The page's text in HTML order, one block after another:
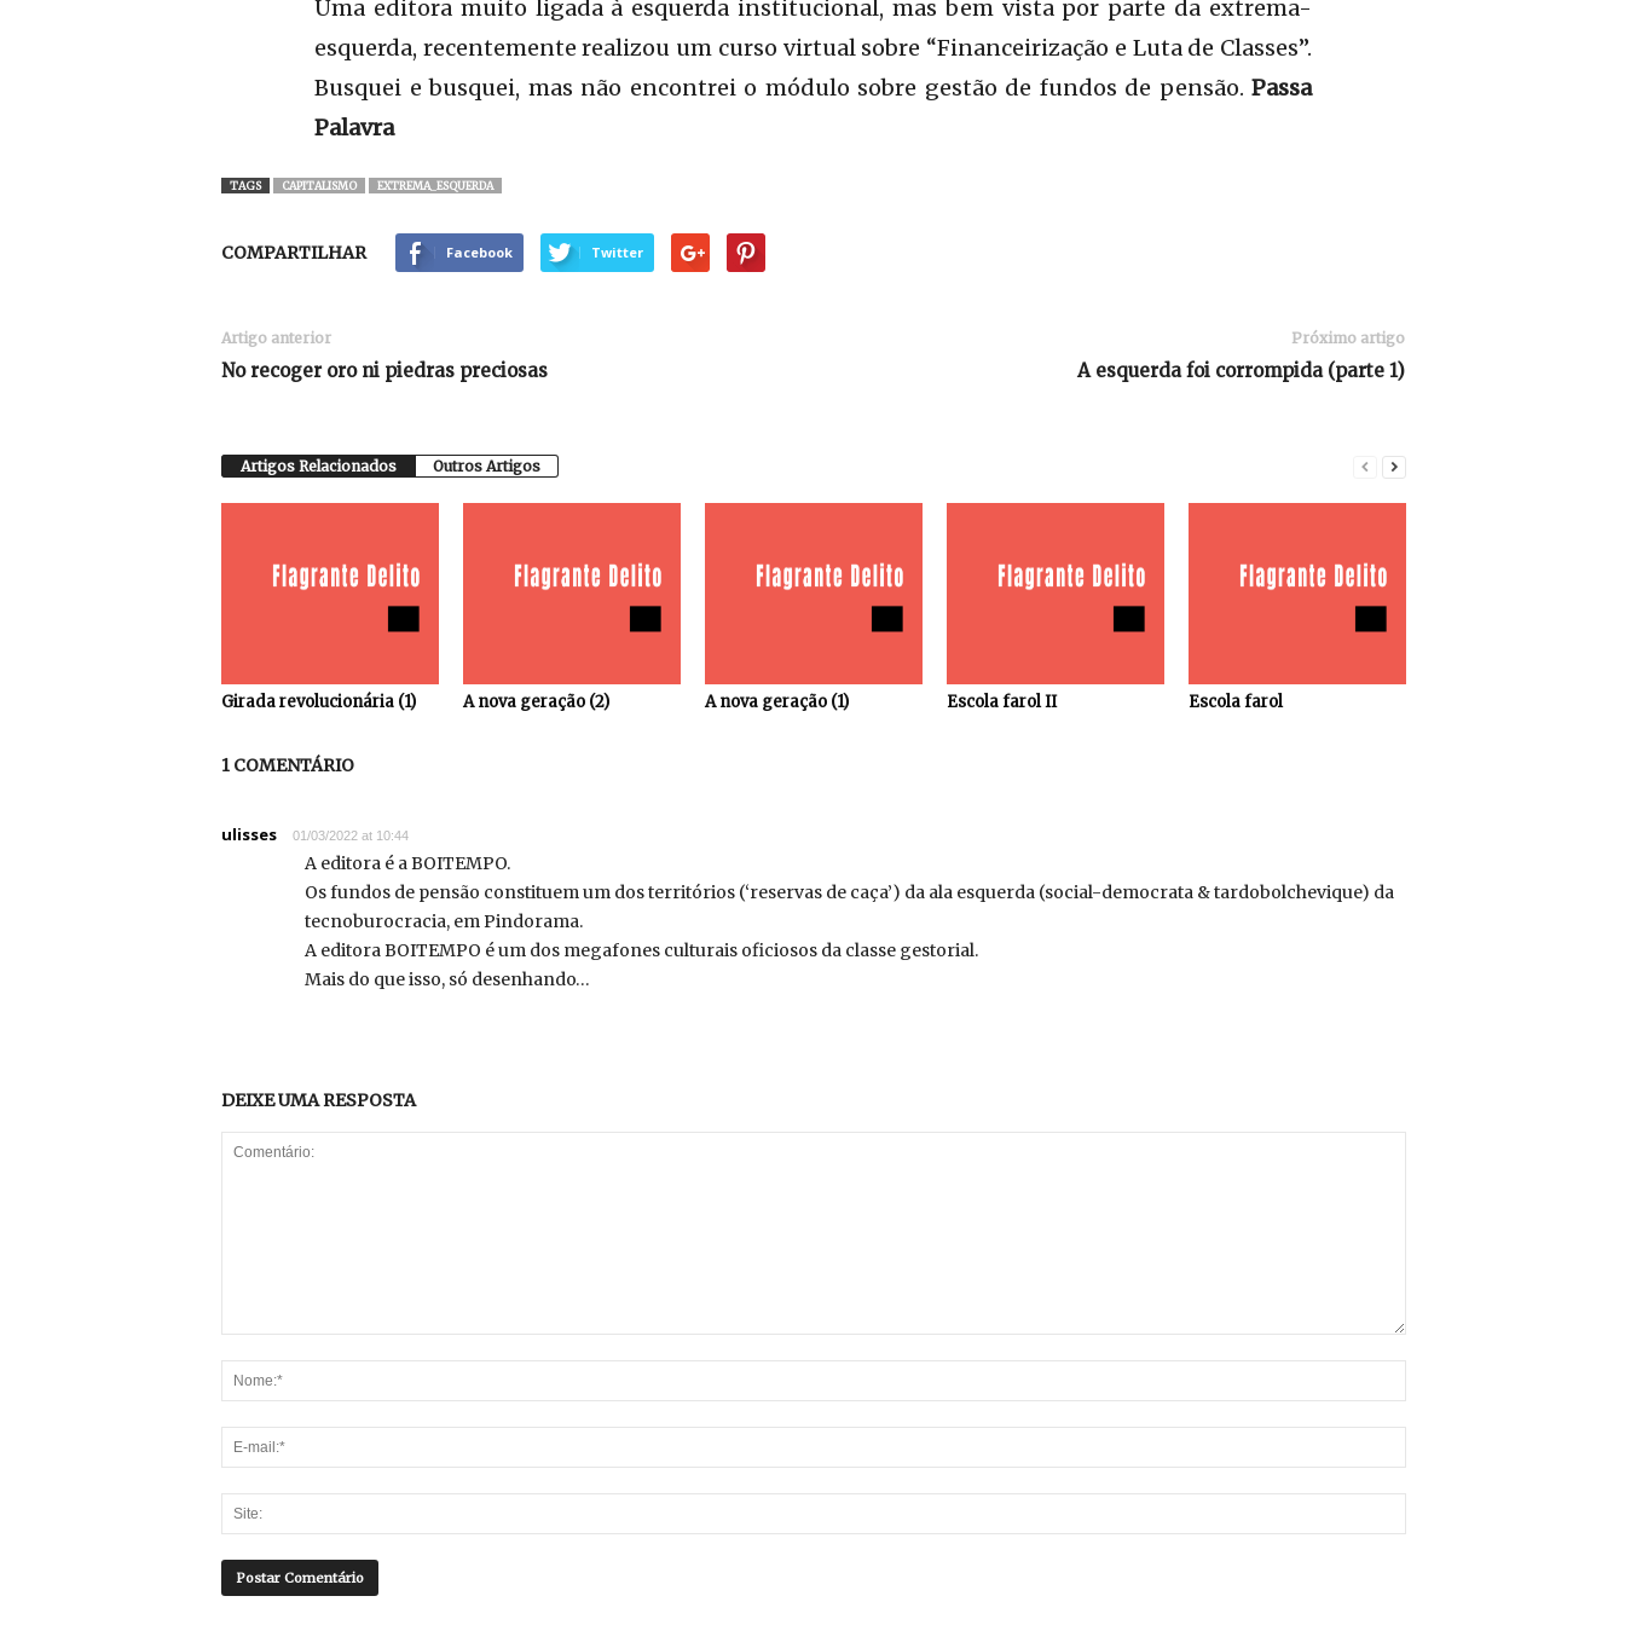
Uma editora muito ligada à esquerda institucional, mas bem vista por parte da extrema-
esquerda, recentemente realizou um curso virtual sobre “Financeirização e Luta de Classes”.
Busquei e busquei, mas não encontrei o módulo sobre gestão de fundos de pensão. Passa
Palavra
TAGS CAPITALISMO EXTREMA_ESQUERDA
COMPARTILHAR Facebook Twitter
Artigo anterior
No recoger oro ni piedras preciosas
Próximo artigo
A esquerda foi corrompida (parte 1)
Artigos Relacionados Outros Artigos
Girada revolucionária (1) A nova geração (2) A nova geração (1) Escola farol II Escola farol
1 COMENTÁRIO
ulisses 01/03/2022 at 10:44
A editora é a BOITEMPO.
Os fundos de pensão constituem um dos territórios (‘reservas de caça’) da ala esquerda (social-democrata & tardobolchevique) da
tecnoburocracia, em Pindorama.
A editora BOITEMPO é um dos megafones culturais oficiosos da classe gestorial.
Mais do que isso, só desenhando…
DEIXE UMA RESPOSTA